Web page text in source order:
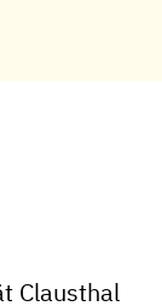
Clausthal